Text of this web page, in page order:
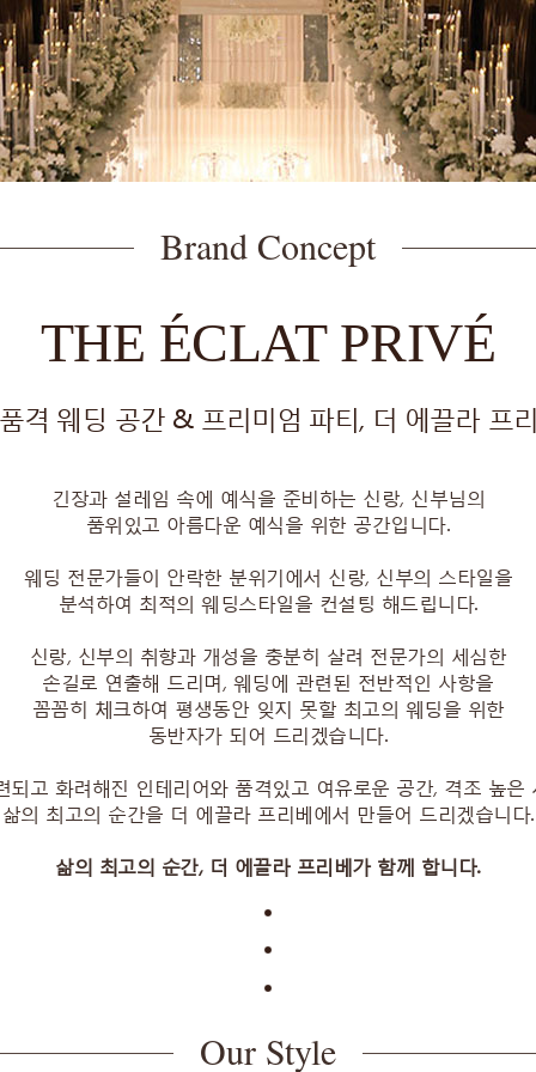
Brand Concept
THE ÉCLAT PRIVÉ
격 웨딩 공간 & 프리미엄 파티, 더 에끌라 프
긴장과 설레임 속에 예식을 준비하는 신랑, 신부님의
품위있고 아름다운 예식을 위한 공간입니다.
웨딩 전문가들이 안락한 분위기에서 신랑, 신부의 스타일을
분석하여 최적의 웨딩스타일을 컨설팅 해드립니다.
신랑, 신부의 취향과 개성을 충분히 살려 전문가의 세심한
손길로 연출해 드리며, 웨딩에 관련된 전반적인 사항을
꼼꼼히 체크하여 평생동안 잊지 못할 최고의 웨딩을 위한
동반자가 되어 드리겠습니다.
되고 화려해진 인테리어와 품격있고 여유로운 공간, 격조 높은
삶의 최고의 순간을 더 에끌라 프리베에서 만들어 드리겠습니다.
삶의 최고의 순간, 더 에끌라 프리베가 함께 합니다.
Our Style